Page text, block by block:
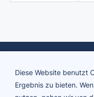
Diese Website benutzt
Ergebnis zu bieten.